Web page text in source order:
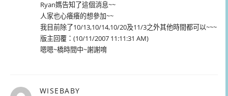
Ryan媽告知了這個消息~~
人家也心癢癢的想參加~~
我目前除了10/13,10/14,10/20及11/3之外其他時間都可以~~~
版主回覆：(10/11/2007 11:11:31 AM)
嗯嗯~橋時間中~謝謝唷
WISEBABY